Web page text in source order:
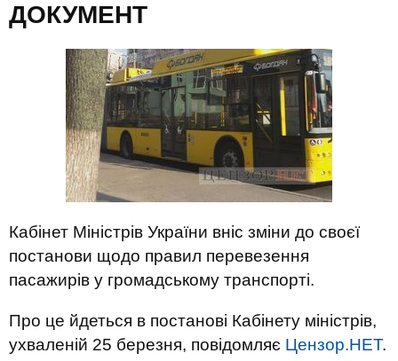
ДОКУМЕНТ
Кабінет Міністрів України вніс зміни до своєї
постанови щодо правил перевезення
пасажирів у громадському транспорті.
Про це йдеться в постанові Кабінету міністрів,
ухваленій 25 березня, повідомляє Цензор.НЕТ.